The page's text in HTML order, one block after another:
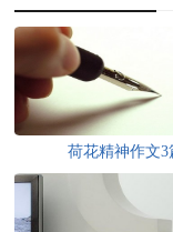
荷花精神作文3